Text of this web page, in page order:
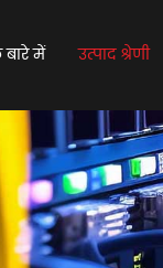
में उत्पाद श्रेणी